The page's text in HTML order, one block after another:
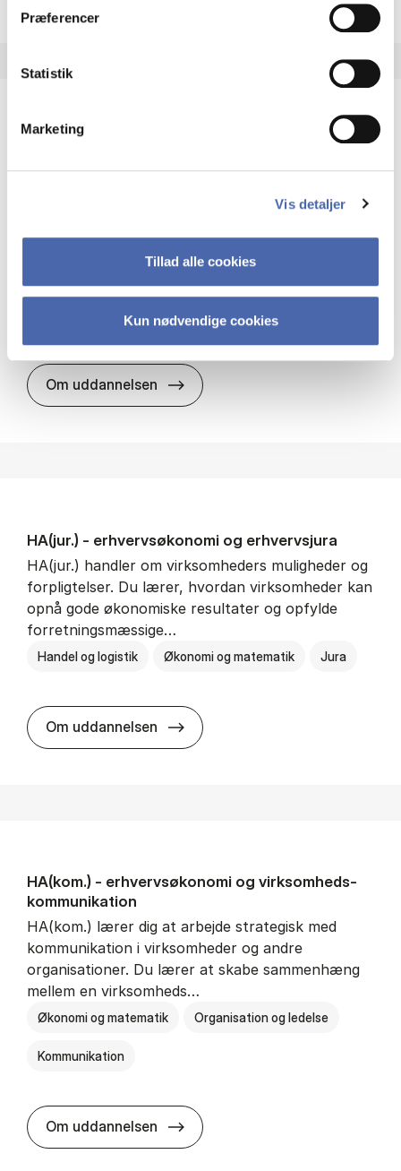
Præferencer
Statistik
Marketing
Vis detaljer
Tillad alle cookies
Kun nødvendige cookies
HA(it.) - erhvervs­økonomi og informations­
virksomheders muligheder og udfordringer inden
Organisation og ledelse
Om uddannelsen HA(it.) - erhvervs­økonomi og
HA(jur.) - erhvervs­økonomi og erhvervs­jura
HA(jur.) handler om virksomheders muligheder og
forpligtelser. Du lærer, hvordan virksomheder kan
opnå gode økonomiske resultater og opfylde
forretningsmæssige…
Handel og logistik Økonomi og matematik Jura
Om uddannelsen HA(jur.) - erhvervs­økonomi og
HA(kom.) - erhvervs­økonomi og virksomheds­
kommunikation
HA(kom.) lærer dig at arbejde strategisk med
kommunikation i virksomheder og andre
organisationer. Du lærer at skabe sammenhæng
mellem en virksomheds…
Økonomi og matematik Organisation og ledelse
Kommunikation
Om uddannelsen HA(kom.) - erhvervs­økonomi